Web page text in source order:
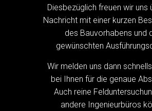
Diesbezüglich freuen wir uns
Nachricht mit einer kurzen
des Bauvorhabens und
gewünschten
Wir melden uns dann
bei Ihnen für die genaue
Auch reine
andere Ingenieurbüros